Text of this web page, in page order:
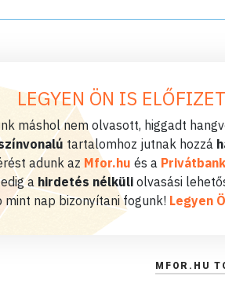
LEGYEN ÖN IS
máshol nem olvasott, higgadt
tartalomhoz jutnak hozzá
adunk az Mfor.hu és a
a hirdetés nélküli olvasási
mint nap bizonyítani fogunk! Legyen
MFOR.HU